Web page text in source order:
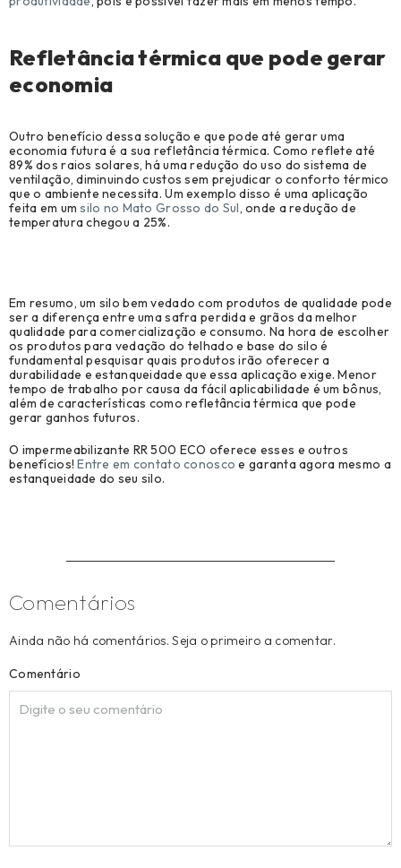
Refletância térmica que pode gerar
economia
Outro benefício dessa solução e que pode até gerar uma
economia futura é a sua refletância térmica. Como reflete até
89% dos raios solares, há uma redução do uso do sistema de
ventilação, diminuindo custos sem prejudicar o conforto térmico
que o ambiente necessita. Um exemplo disso é uma aplicação
feita em umsilo no Mato Grosso do Sul, onde a redução de
temperatura chegou a 25%.
Em resumo, um silo bem vedado com produtos de qualidade pode
ser a diferença entre uma safra perdida e grãos da melhor
qualidade para comercialização e consumo. Na hora de escolher
os produtos para vedação do telhado e base do silo é
fundamental pesquisar quais produtos irão oferecer a
durabilidade e estanqueidade que essa aplicação exige. Menor
tempo de trabalho por causa da fácil aplicabilidade é um bônus,
além de características como refletância térmica que pode
gerar ganhos futuros.
O impermeabilizante RR 500 ECO oferece esses e outros
benefícios!Entre em contato conosco e garanta agora mesmo a
estanqueidade do seu silo.
Comentários
Ainda não há comentários. Seja o primeiro a comentar.
Comentário